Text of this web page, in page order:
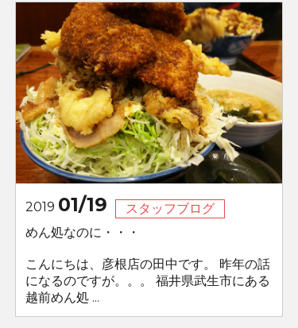
2019 01/19
スタッフブログ
めん処なのに・・・
こんにちは、彦根店の田中です。 昨年の話
になるのですが。。。 福井県武生市にある
越前めん処 ...